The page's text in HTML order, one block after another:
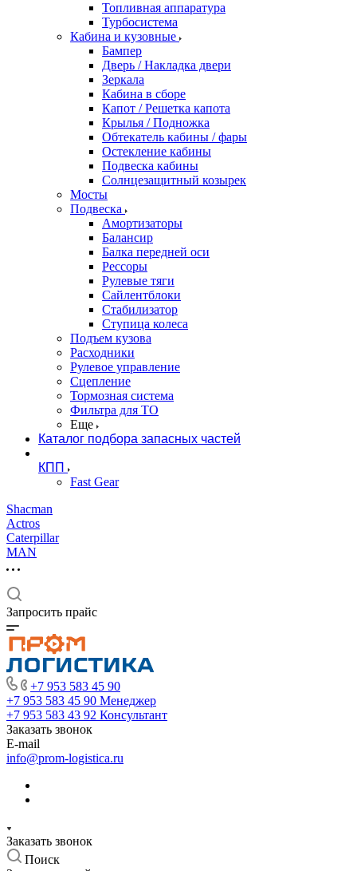
Топливная аппаратура
Турбосистема
Кабина и кузовные
Бампер
Дверь / Накладка двери
Зеркала
Кабина в сборе
Капот / Решетка капота
Крылья / Подножка
Обтекатель кабины / фары
Остекление кабины
Подвеска кабины
Солнцезащитный козырек
Мосты
Подвеска
Амортизаторы
Балансир
Балка передней оси
Рессоры
Рулевые тяги
Сайлентблоки
Стабилизатор
Ступица колеса
Подъем кузова
Расходники
Рулевое управление
Сцепление
Тормозная система
Фильтра для ТО
Еще
Каталог подбора запасных частей
КПП
Fast Gear
Shacman
Actros
Caterpillar
MAN
Запросить прайс
+7 953 583 45 90
+7 953 583 45 90 Менеджер
+7 953 583 43 92 Консультант
Заказать звонок
E-mail
info@prom-logistica.ru
Заказать звонок
Поиск